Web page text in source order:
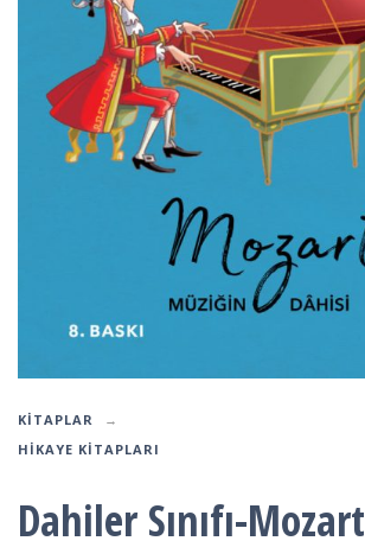
KITAPLAR
HIKAYE KITAPLARI
Dahiler Sınıfı-Mozart